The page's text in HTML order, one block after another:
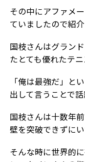
その中にアファメ
ていましたので紹介
国枝さんはグラン
たとても優れたテニ
「俺は最強だ」と
出して言うことで話
国枝さんは十数年
壁を突破できずに
そんな時に世界的